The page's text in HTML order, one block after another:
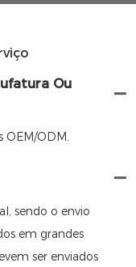
Ou
ODM.
sendo o envio
em grandes
ser enviados